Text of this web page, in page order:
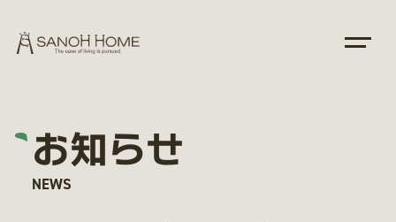
お知らせ
NEWS